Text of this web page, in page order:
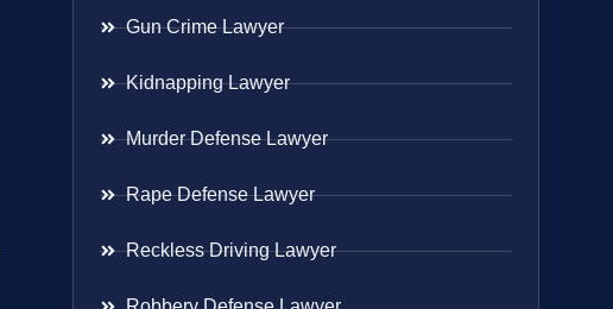
Gun Crime Lawyer
Kidnapping Lawyer
Murder Defense Lawyer
Rape Defense Lawyer
Reckless Driving Lawyer